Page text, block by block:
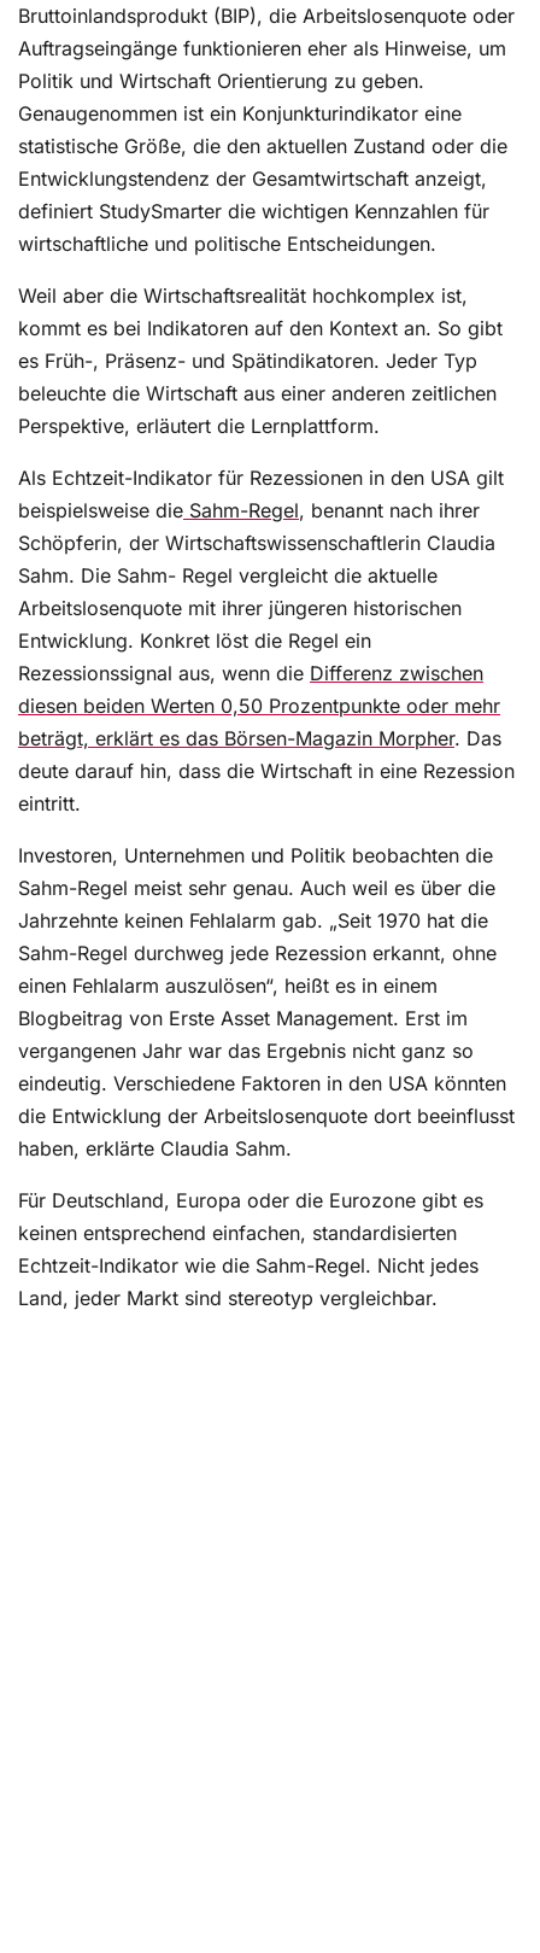
Bruttoinlandsprodukt (BIP), die Arbeitslosenquote oder
Auftragseingänge funktionieren eher als Hinweise, um
Politik und Wirtschaft Orientierung zu geben.
Genaugenommen ist ein Konjunkturindikator eine
statistische Größe, die den aktuellen Zustand oder die
Entwicklungstendenz der Gesamtwirtschaft anzeigt,
definiert StudySmarter die wichtigen Kennzahlen für
wirtschaftliche und politische Entscheidungen.
Weil aber die Wirtschaftsrealität hochkomplex ist,
kommt es bei Indikatoren auf den Kontext an. So gibt
es Früh-, Präsenz- und Spätindikatoren. Jeder Typ
beleuchte die Wirtschaft aus einer anderen zeitlichen
Perspektive, erläutert die Lernplattform.
Als Echtzeit-Indikator für Rezessionen in den USA gilt
beispielsweise die Sahm-Regel, benannt nach ihrer
Schöpferin, der Wirtschaftswissenschaftlerin Claudia
Sahm. Die Sahm- Regel vergleicht die aktuelle
Arbeitslosenquote mit ihrer jüngeren historischen
Entwicklung. Konkret löst die Regel ein
Rezessionssignal aus, wenn die Differenz zwischen
diesen beiden Werten 0,50 Prozentpunkte oder mehr
beträgt, erklärt es das Börsen-Magazin Morpher. Das
deute darauf hin, dass die Wirtschaft in eine Rezession
eintritt.
Investoren, Unternehmen und Politik beobachten die
Sahm-Regel meist sehr genau. Auch weil es über die
Jahrzehnte keinen Fehlalarm gab. „Seit 1970 hat die
Sahm-Regel durchweg jede Rezession erkannt, ohne
einen Fehlalarm auszulösen“, heißt es in einem
Blogbeitrag von Erste Asset Management. Erst im
vergangenen Jahr war das Ergebnis nicht ganz so
eindeutig. Verschiedene Faktoren in den USA könnten
die Entwicklung der Arbeitslosenquote dort beeinflusst
haben, erklärte Claudia Sahm.
Für Deutschland, Europa oder die Eurozone gibt es
keinen entsprechend einfachen, standardisierten
Echtzeit-Indikator wie die Sahm-Regel. Nicht jedes
Land, jeder Markt sind stereotyp vergleichbar.